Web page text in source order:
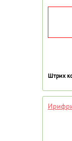
Штрих